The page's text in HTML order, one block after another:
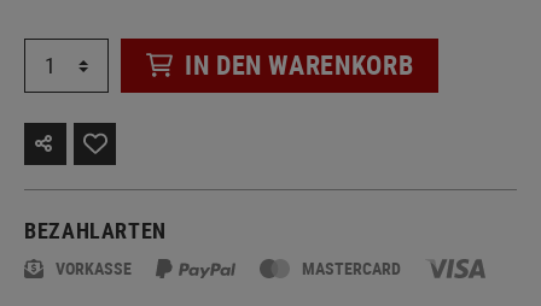
IN DEN WARENKORB
BEZAHLARTEN
VORKASSE MASTERCARD